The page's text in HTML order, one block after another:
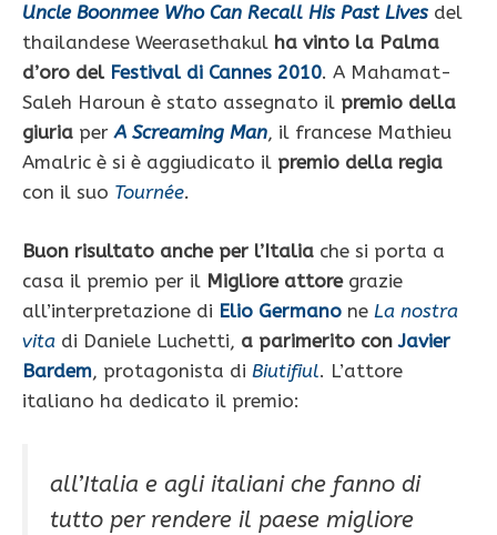
Uncle Boonmee Who Can Recall His Past Lives del
thailandese Weerasethakul ha vinto la Palma
d’oro del Festival di Cannes 2010. A Mahamat-
Saleh Haroun è stato assegnato il premio della
giuria per A Screaming Man, il francese Mathieu
Amalric è si è aggiudicato il premio della regia
con il suo Tournée.
Buon risultato anche per l’Italia che si porta a
casa il premio per il Migliore attoregrazie
all’interpretazione di Elio Germano ne La nostra
vita di Daniele Luchetti, a parimerito conJavier
Bardem, protagonista di Biutifiul. L’attore
italiano ha dedicato il premio:
all’Italia e agli italiani che fanno di
tutto per rendere il paese migliore